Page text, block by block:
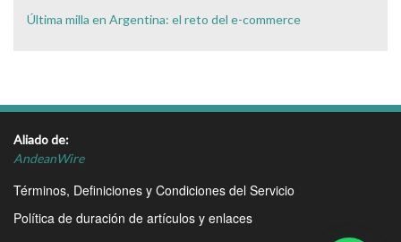
Última milla en Argentina: el reto del e-commerce
Aliado de:
AndeanWire
Términos, Definiciones y Condiciones del Servicio
Política de duración de artículos y enlaces